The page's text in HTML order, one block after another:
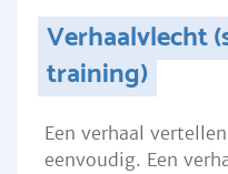
Verhaalvlecht
training)
Een verhaal
eenvoudig. Een